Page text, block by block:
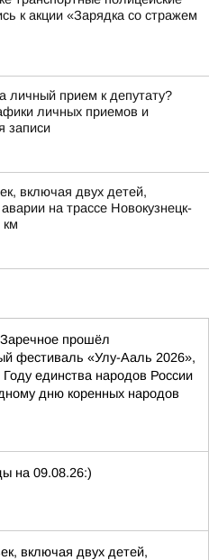
к акции «Зарядка со стражем
личный прием к депутату?
личных приемов и
записи
включая двух детей,
на трассе Новокузнецк-
км
Заречное прошёл
фестиваль «Улу-Ааль 2026»,
единства народов России
дню коренных народов
на 09.08.26:)
включая двух детей,